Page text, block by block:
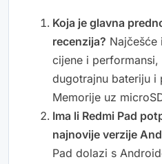
Koja je glavna
recenzija?
cijene i
dugotrajnu bateriju i
Memorije uz
Ima li Redmi Pad
najnovije verzije
Pad dolazi s